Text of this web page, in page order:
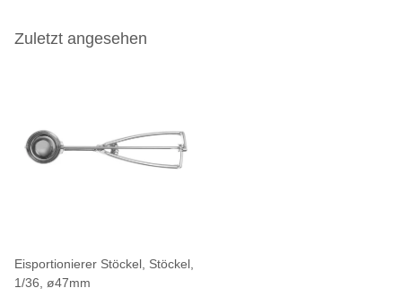
Zuletzt angesehen
Eisportionierer Stöckel, Stöckel,
1/36, ø47mm